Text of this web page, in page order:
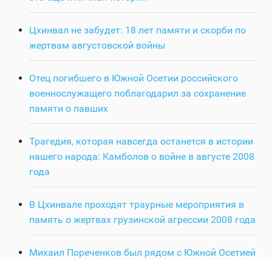
Цхинвал не забудет: 18 лет памяти и скорби по
жертвам августовской войны
Отец погибшего в Южной Осетии российского
военнослужащего поблагодарил за сохранение
памяти о павших
Трагедия, которая навсегда останется в истории
нашего народа: Камболов о войне в августе 2008
года
В Цхинвале проходят траурные мероприятия в
память о жертвах грузинской агрессии 2008 года
Михаил Пореченков был рядом с Южной Осетией